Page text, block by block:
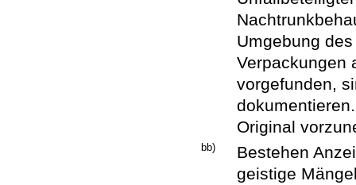
Umgebung
Verpackungen
vorgefunden,
Original
bb)
Bestehen
geistige